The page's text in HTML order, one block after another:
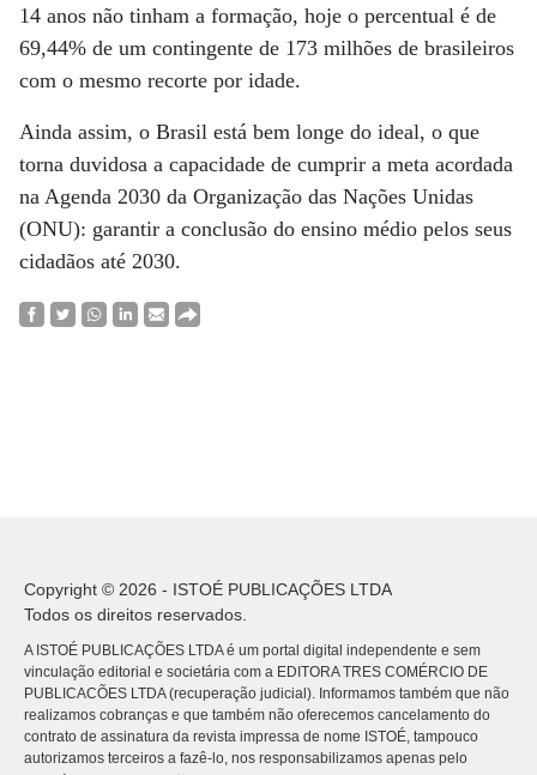
14 anos não tinham a formação, hoje o percentual é de
69,44% de um contingente de 173 milhões de brasileiros
com o mesmo recorte por idade.
Ainda assim, o Brasil está bem longe do ideal, o que
torna duvidosa a capacidade de cumprir a meta acordada
na Agenda 2030 da Organização das Nações Unidas
(ONU): garantir a conclusão do ensino médio pelos seus
cidadãos até 2030.
Copyright © 2026 - ISTOÉ PUBLICAÇÕES LTDA
Todos os direitos reservados.
A ISTOÉ PUBLICAÇÕES LTDA é um portal digital independente e sem
vinculação editorial e societária com a EDITORA TRES COMÉRCIO DE
PUBLICACÕES LTDA (recuperação judicial). Informamos também que não
realizamos cobranças e que também não oferecemos cancelamento do
contrato de assinatura da revista impressa de nome ISTOÉ, tampouco
autorizamos terceiros a fazê-lo, nos responsabilizamos apenas pelo